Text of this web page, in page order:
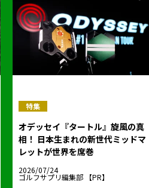
特集
オデッセイ『タートル』旋風の真
相！ 日本生まれの新世代ミッドマ
レットが世界を席巻
2026/07/24
ゴルフサプリ編集部 【PR】